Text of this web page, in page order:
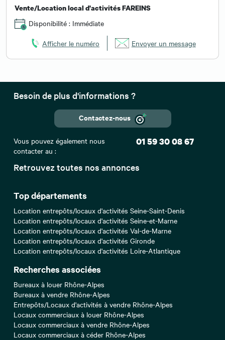
Vente/Location local d'activités FAREINS
Disponibilité : Immédiate
Afficher le numéro Envoyer un message
Retrouvez toutes nos annonces
Top départements
Location entrepôts/locaux d'activités Seine-Saint-Denis
Location entrepôts/locaux d'activités Seine-et-Marne
Location entrepôts/locaux d'activités Val-de-Marne
Location entrepôts/locaux d'activités Gironde
Location entrepôts/locaux d'activités Loire-Atlantique
Recherches associées
Bureaux à louer Rhône-Alpes
Bureaux à vendre Rhône-Alpes
Entrepôts/Locaux d'activités à vendre Rhône-Alpes
Locaux commerciaux à louer Rhône-Alpes
Locaux commerciaux à vendre Rhône-Alpes
Locaux commerciaux à céder Rhône-Alpes
Besoin de plus d'informations ?
Contactez-nous
Vous pouvez également nous
contacter au :
01 59 30 08 67